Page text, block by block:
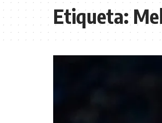
Etiqueta: